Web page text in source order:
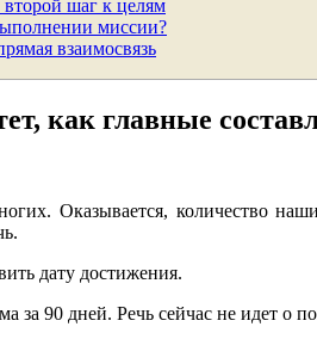
шаг к целям
миссии?
взаимосвязь
как главные
Оказывается, количество
дату достижения.
за 90 дней. Речь сейчас не идет о